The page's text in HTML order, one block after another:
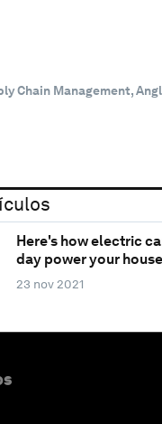
Chain Management,
Here's how electric
day power your house
23 nov 2021